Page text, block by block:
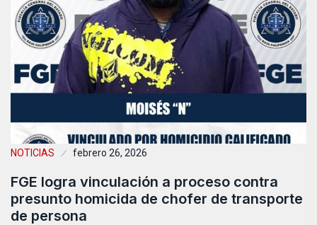
NOTICIAS febrero 26, 2026
FGE logra vinculación a proceso contra
presunto homicida de chofer de transporte
de persona